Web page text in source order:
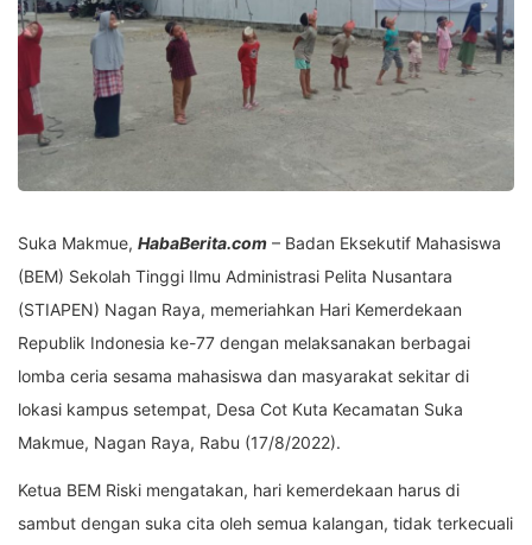
Suka Makmue, HabaBerita.com – Badan Eksekutif Mahasiswa
(BEM) Sekolah Tinggi Ilmu Administrasi Pelita Nusantara
(STIAPEN) Nagan Raya, memeriahkan Hari Kemerdekaan
Republik Indonesia ke-77 dengan melaksanakan berbagai
lomba ceria sesama mahasiswa dan masyarakat sekitar di
lokasi kampus setempat, Desa Cot Kuta Kecamatan Suka
Makmue, Nagan Raya, Rabu (17/8/2022).
Ketua BEM Riski mengatakan, hari kemerdekaan harus di
sambut dengan suka cita oleh semua kalangan, tidak terkecuali